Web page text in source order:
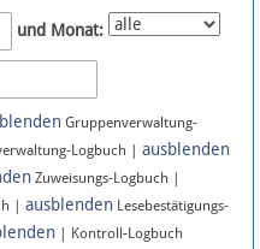
und Monat:
Gruppenverwaltung-
Logbuch | ausblenden
Zuweisungs-Logbuch |
| ausblenden Lesebestätigungs-
| Kontroll-Logbuch